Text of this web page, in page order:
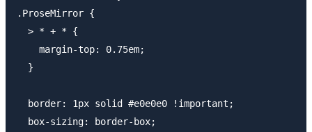
.ProseMirror {
  > * + * {
    margin-top: 0.75em;
  }
  border: 1px solid #e0e0e0 !important;
  box-sizing: border-box;